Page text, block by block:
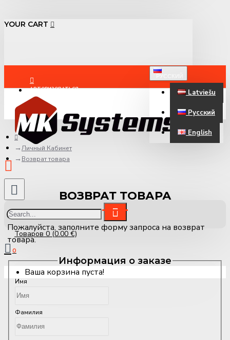
YOUR CART
АВТОРИЗОВАТЬСЯ
ЗАРЕГИСТРИРОВАТЬСЯ
Latviešu
Русский
English
Товаров 0 (0.00 €)
0
Ваша корзина пуста!
Личный Кабинет
Возврат товара
ВОЗВРАТ ТОВАРА
Пожалуйста, заполните форму запроса на возврат
товара.
Информация о заказе
Имя
Фамилия